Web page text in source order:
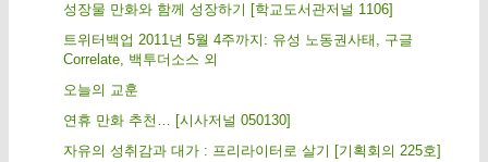
성장물 만화와 함께 성장하기 [학교도서관저널 1106]
트위터백업 2011년 5월 4주까지: 유성 노동권사태, 구글
Correlate, 백투더소스 외
오늘의 교훈
연휴 만화 추천… [시사저널 050130]
자유의 성취감과 대가 : 프리라이터로 살기 [기획회의 225호]